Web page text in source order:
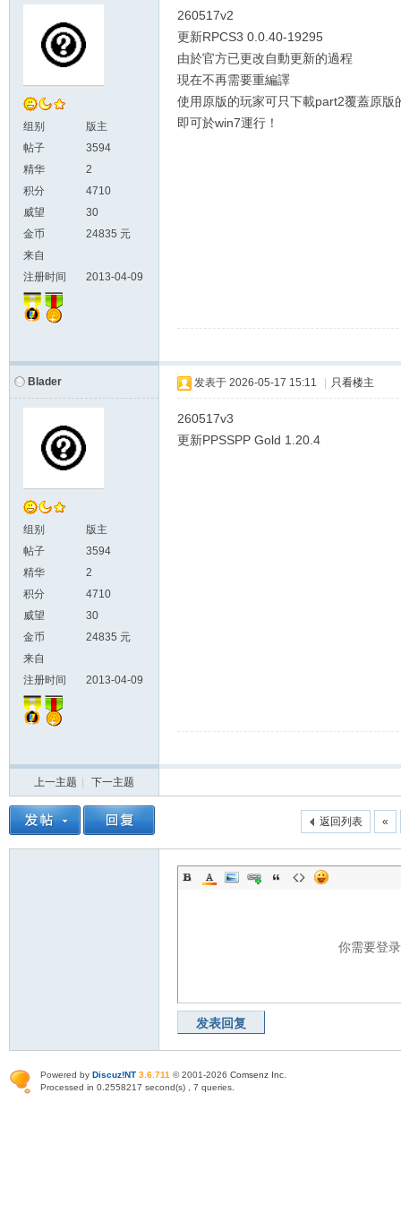
组别
版主
帖子
3594
精华
2
积分
4710
威望
30
金币
24835 元
来自
注册时间
2013-04-09
260517v2
更新RPCS3 0.0.40-19295
由於官方已更改自動更新的過程
現在不再需要重編譯
使用原版的玩家可只下載part2覆蓋原版
即可於win7運行！
Blader
组别
版主
帖子
3594
精华
2
积分
4710
威望
30
金币
24835 元
来自
注册时间
2013-04-09
发表于 2026-05-17 15:11 只看楼主
260517v3
更新PPSSPP Gold 1.20.4
上一主题 下一主题
返回列表 «
你需要登
发表回复
Powered by Discuz!NT 3.6.711 © 2001-2026 Comsenz Inc
Processed in 0.2558217 second(s) , 7 queries.